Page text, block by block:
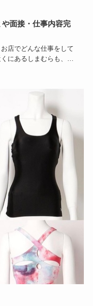
面接・仕事内容完
店でどんな仕事をして
にあるしまむらも、バ